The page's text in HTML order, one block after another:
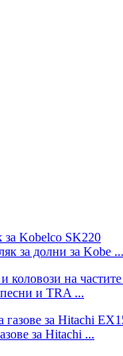
за долни за Kobe ...
песни и TRA ...
за Hitachi ...